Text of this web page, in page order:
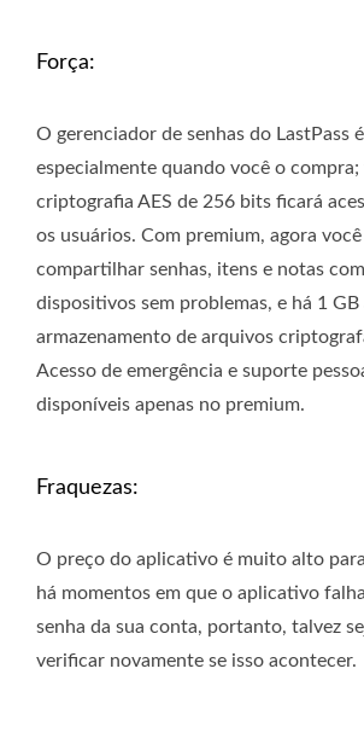
Força:
O gerenciador de senhas do LastPass
especialmente quando você o compra;
criptografia AES de 256 bits ficará
os usuários. Com premium, agora
compartilhar senhas, itens e notas
dispositivos sem problemas, e há 1
armazenamento de arquivos
Acesso de emergência e suporte
disponíveis apenas no premium.
Fraquezas:
O preço do aplicativo é muito alto
há momentos em que o aplicativo
senha da sua conta, portanto, talvez
verificar novamente se isso acontecer.